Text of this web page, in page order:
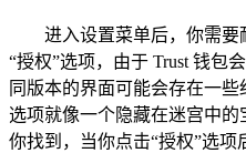
进入设置菜单后，你需
“授权”选项，由于 Trust 钱包
同版本的界面可能会存在一
选项就像一个隐藏在迷宫中
你找到，当你点击“授权”选